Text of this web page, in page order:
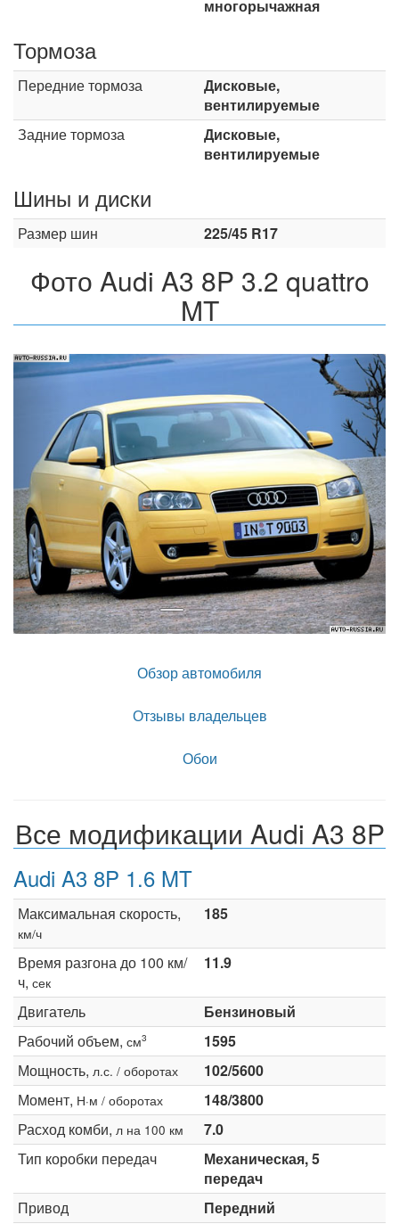
многорычажная
Тормоза
Передние тормоза
Дисковые,
вентилируемые
Задние тормоза
Дисковые,
вентилируемые
Шины и диски
Размер шин 225/45 R17
Фото Audi A3 8P 3.2 quattro
MT
Назад
Обзор автомобиля
Отзывы владельцев
Обои
Все модификации Audi A3 8P
Audi A3 8P 1.6 MT
Максимальная скорость,
км/ч
185
Время разгона до 100 км/
ч, сек
11.9
Двигатель
Бензиновый
Рабочий объем, см3
1595
Мощность, л.с. / оборотах
102/5600
Момент, Н·м / оборотах
148/3800
Расход комби, л на 100 км
7.0
Тип коробки передач
Механическая, 5
передач
Привод
Передний